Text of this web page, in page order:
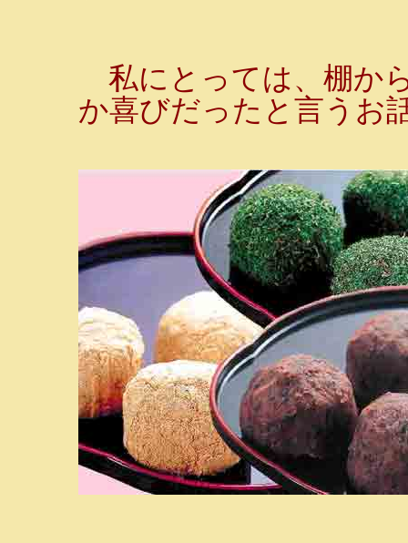
私にとっては、棚か
か喜びだったと言うお